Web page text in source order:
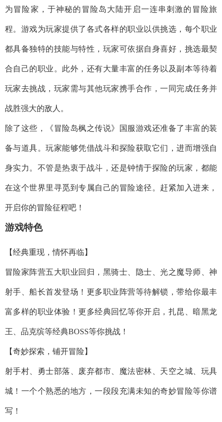
为冒险家，于神秘的冒险岛大陆开启一连串刺激的冒险旅
程。游戏为玩家提供了各式各样的职业以供挑选，每个职业
都具备独特的技能与特性，玩家可依据自身喜好，挑选最契
合自己的职业。此外，还有大量丰富的任务以及副本等待着
玩家去挑战，玩家需与其他玩家携手合作，一同完成任务并
战胜强大的敌人。
除了这些，《冒险岛枫之传说》国服游戏还准备了丰富的装
备与道具。玩家能够凭借战斗和探险获取它们，进而增强自
身实力。不管是热衷于战斗，还是钟情于探险的玩家，都能
在这个世界里寻觅到专属自己的冒险途径。赶紧加入进来，
开启你的冒险征程吧！
游戏特色
【经典重现，情怀再临】
冒险家阵营五大职业回归，黑骑士、隐士、光之魔导师、神
射手、船长首发登场！更多职业阵营等待解锁，带给你最丰
富多样的职业体验！更多经典回忆等你开启，扎昆、暗黑龙
王、品克缤等经典BOSS等你挑战！
【奇妙探索，铺开冒险】
射手村、勇士部落、废弃都市、魔法密林、天空之城、玩具
城！一个个熟悉的地方，一段段充满未知的奇妙冒险等你谱
写！